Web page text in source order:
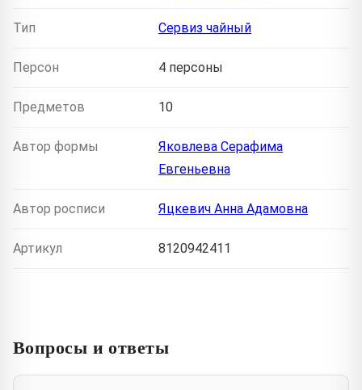
Тип Сервиз чайный
Персон 4 персоны
Предметов 10
Автор формы
Яковлева Серафима
Евгеньевна
Автор росписи Яцкевич Анна Адамовна
Артикул 8120942411
Вопросы и ответы